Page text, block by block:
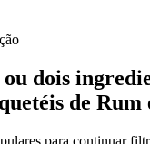
dois
de Rum
para continuar